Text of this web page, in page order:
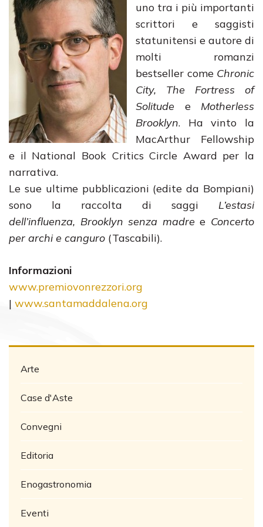
uno tra i più importanti
scrittori e saggisti
statunitensi e autore di
molti romanzi
bestseller come Chronic
City, The Fortress of
Solitude e Motherless
Brooklyn. Ha vinto la
MacArthur Fellowship
e il National Book Critics Circle Award per la
narrativa.
Le sue ultime pubblicazioni (edite da Bompiani)
sono la raccolta di saggi L’estasi
dell’influenza, Brooklyn senza madre e Concerto
per archi e canguro (Tascabili).
Informazioni
www.premiovonrezzori.org
| www.santamaddalena.org
Arte
Case d'Aste
Convegni
Editoria
Enogastronomia
Eventi